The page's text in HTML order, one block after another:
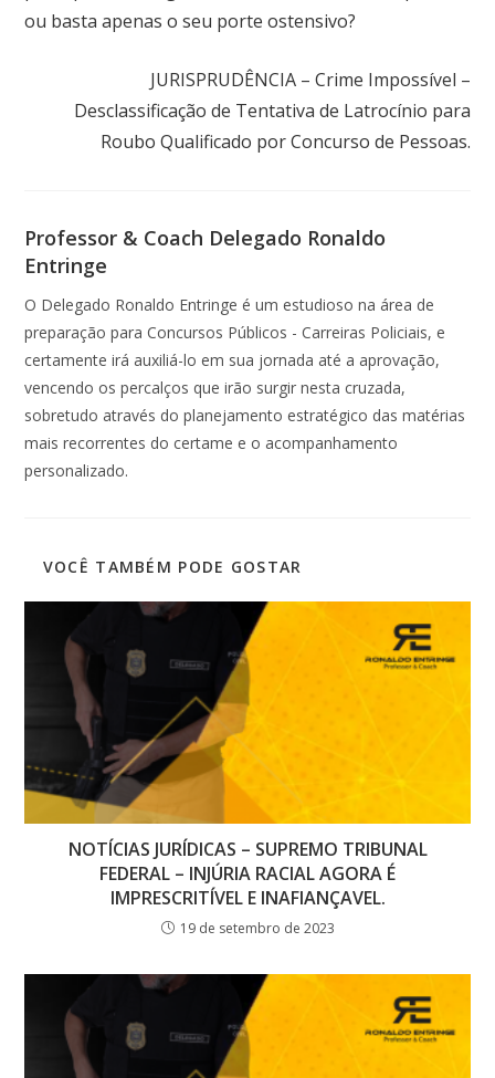
ou basta apenas o seu porte ostensivo?
JURISPRUDÊNCIA – Crime Impossível –
Desclassificação de Tentativa de Latrocínio para
Roubo Qualificado por Concurso de Pessoas.
Professor & Coach Delegado Ronaldo
Entringe
O Delegado Ronaldo Entringe é um estudioso na área de
preparação para Concursos Públicos - Carreiras Policiais, e
certamente irá auxiliá-lo em sua jornada até a aprovação,
vencendo os percalços que irão surgir nesta cruzada,
sobretudo através do planejamento estratégico das matérias
mais recorrentes do certame e o acompanhamento
personalizado.
VOCÊ TAMBÉM PODE GOSTAR
NOTÍCIAS JURÍDICAS – SUPREMO TRIBUNAL
FEDERAL – INJÚRIA RACIAL AGORA É
IMPRESCRITÍVEL E INAFIANÇAVEL.
19 de setembro de 2023